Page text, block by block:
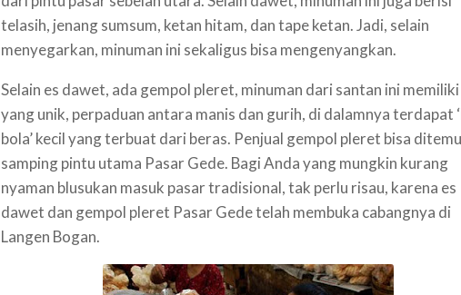
telasih, jenang sumsum, ketan hitam, dan tape ketan. Jadi, selain
menyegarkan, minuman ini sekaligus bisa mengenyangkan.
Selain es dawet, ada gempol pleret, minuman dari santan ini
yang unik, perpaduan antara manis dan gurih, di dalamnya terdapat
bola’ kecil yang terbuat dari beras. Penjual gempol pleret bisa
samping pintu utama Pasar Gede. Bagi Anda yang mungkin kurang
nyaman blusukan masuk pasar tradisional, tak perlu risau, karena es
dawet dan gempol pleret Pasar Gede telah membuka cabangnya di
Langen Bogan.